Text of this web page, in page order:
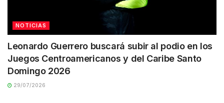
NOTICIAS
Leonardo Guerrero buscará subir al podio en los
Juegos Centroamericanos y del Caribe Santo
Domingo 2026
29/07/2026